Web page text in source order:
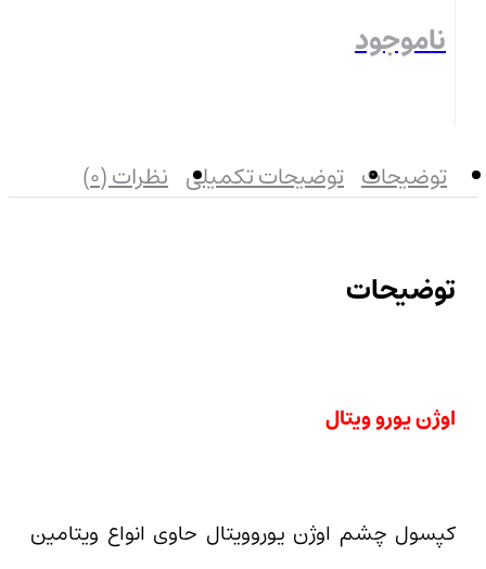
ناموجود
توضیحات توضیحات تکمیلی نظرات (0)
توضیحات
اوژن یورو ویتال
کپسول چشم اوژن یوروویتال حاوی انواع ویتامین